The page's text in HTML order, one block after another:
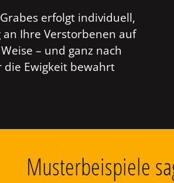
erfolgt individuell,
Ihre Verstorbenen auf
– und ganz nach
die Ewigkeit bewahrt
Musterbeispiele